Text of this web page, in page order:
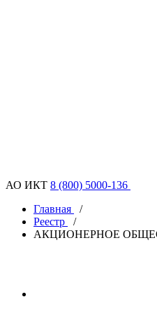
АО ИКТ 8 (800) 5000-136
Главная
/
Реестр
/
АКЦИОНЕРНОЕ